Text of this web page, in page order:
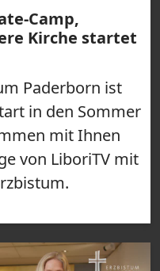
Camp,
Kirche startet
Paderborn ist
in den Sommer
mit Ihnen
von LiboriTV mit